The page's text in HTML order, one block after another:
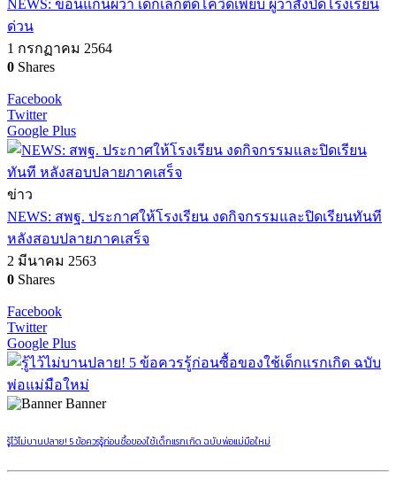
NEWS: ขอนแก่นผวา เด็กเล็กติดโควิดเพียบ ผู้ว่าสั่งปิดโรงเรียน
ด่วน
1 กรกฏาคม 2564
0 Shares
Facebook
Twitter
Google Plus
ข่าว
NEWS: สพฐ. ประกาศให้โรงเรียน งดกิจกรรมและปิดเรียนทันที
หลังสอบปลายภาคเสร็จ
2 มีนาคม 2563
0 Shares
Facebook
Twitter
Google Plus
Banner
รู้ไว้ไม่บานปลาย! 5 ข้อควรรู้ก่อนซื้อของใช้เด็กแรกเกิด ฉบับพ่อแม่มือใหม่